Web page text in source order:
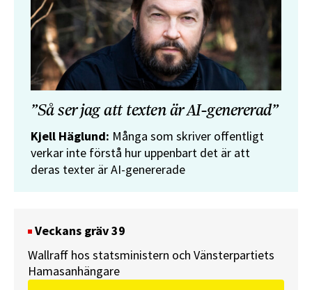
”Så ser jag att texten är AI-genererad”
Kjell Häglund: Många som skriver offentligt
verkar inte förstå hur uppenbart det är att
deras texter är AI-genererade
Veckans gräv 39
Wallraff hos statsministern och Vänsterpartiets
Hamasanhängare